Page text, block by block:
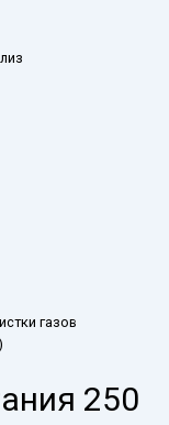
газов
250